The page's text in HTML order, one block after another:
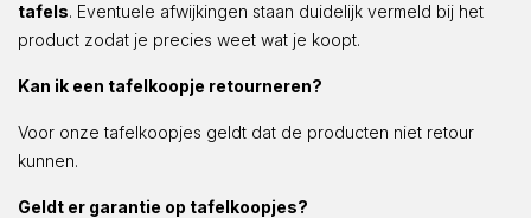
tafels. Eventuele afwijkingen staan duidelijk vermeld bij het
product zodat je precies weet wat je koopt.
Kan ik een tafelkoopje retourneren?
Voor onze tafelkoopjes geldt dat de producten niet retour
kunnen.
Geldt er garantie op tafelkoopjes?